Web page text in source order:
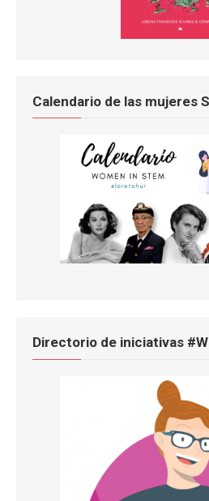
Calendario de las mujeres
Directorio de iniciativas